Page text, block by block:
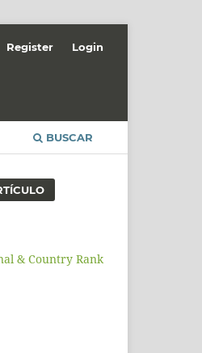
BUSCAR
Register Login